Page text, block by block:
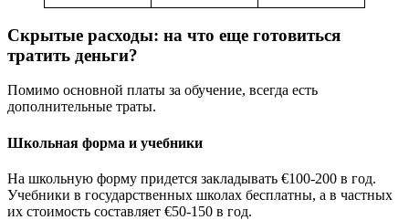
Скрытые расходы: на что еще готовиться
тратить деньги?
Помимо основной платы за обучение, всегда есть
дополнительные траты.
Школьная форма и учебники
На школьную форму придется закладывать €100-200 в год.
Учебники в государственных школах бесплатны, а в частных
их стоимость составляет €50-150 в год.